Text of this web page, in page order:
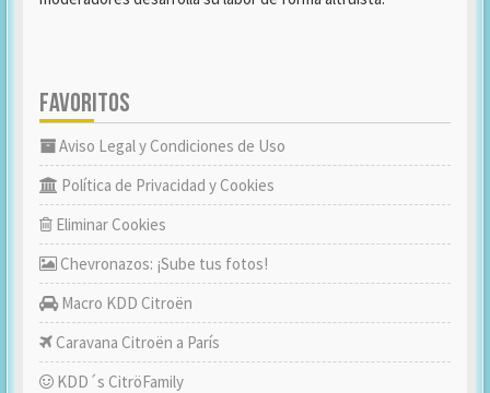
FAVORITOS
Aviso Legal y Condiciones de Uso
Política de Privacidad y Cookies
Eliminar Cookies
Chevronazos: ¡Sube tus fotos!
Macro KDD Citroën
Caravana Citroën a París
KDD´s CitröFamily